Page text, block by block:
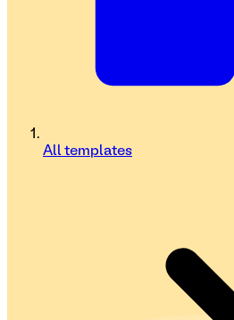
All templates